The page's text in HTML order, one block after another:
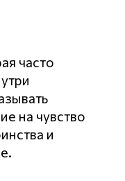
часто
на чувство
и